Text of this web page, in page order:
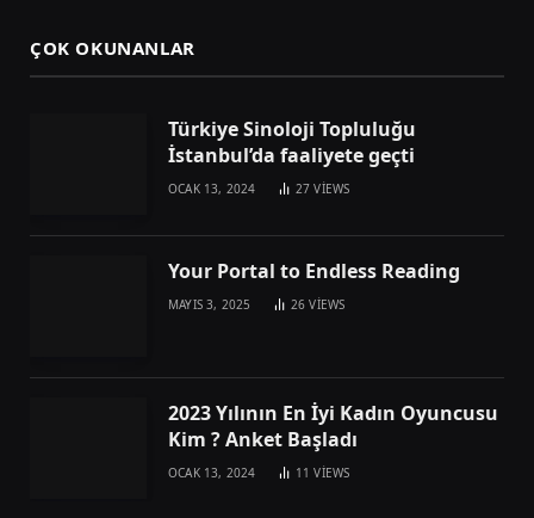
ÇOK OKUNANLAR
Türkiye Sinoloji Topluluğu
İstanbul’da faaliyete geçti
OCAK 13, 2024 27VIEWS
Your Portal to Endless Reading
MAYIS 3, 2025 26VIEWS
2023 Yılının En İyi Kadın Oyuncusu
Kim ? Anket Başladı
OCAK 13, 2024 11VIEWS